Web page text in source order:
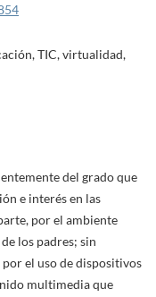
TIC, virtualidad,
del grado que
e interés en las
por el ambiente
los padres; sin
el uso de dispositivos
multimedia que